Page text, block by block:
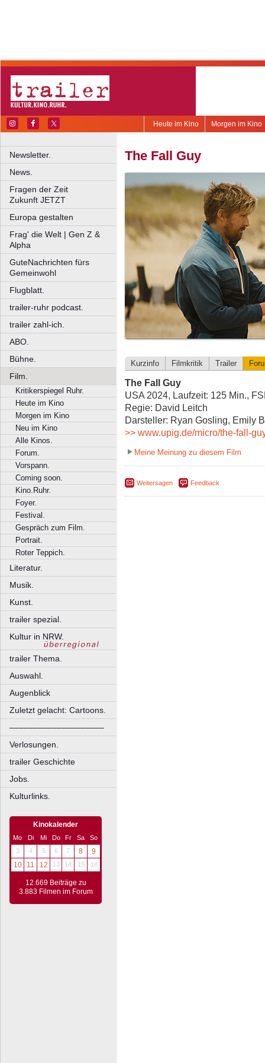
Morgen im Kino
Heute im Kino
Newsletter.
News.
Fragen der Zeit
Zukunft JETZT
Europa gestalten
Frag' die Welt | Gen Z &
Alpha
GuteNachrichten fürs
Gemeinwohl
Flugblatt.
trailer-ruhr podcast.
trailer zahl-ich.
ABO.
Bühne.
Film.
Kritikerspiegel Ruhr.
Heute im Kino
Morgen im Kino
Neu im Kino
Alle Kinos.
Forum.
Vorspann.
Coming soon.
Kino.Ruhr.
Foyer.
Festival.
Gespräch zum Film.
Portrait.
Roter Teppich.
Literatur.
Musik.
Kunst.
trailer spezial.
Kultur in NRW.
trailer Thema.
Auswahl.
Augenblick
Zuletzt gelacht: Cartoons.
––––––––––––––––––––
Verlosungen.
trailer Geschichte
Jobs.
Kulturlinks.
Kinokalender
Mo Di Mi Do Fr Sa
So
3
4 5 6 7 8
9
10
11 12 13 14 15 16
12.669 Beiträge zu
3.883 Filmen im Forum
The Fall Guy
Kurzinfo Filmkritik Trailer
The Fall Guy
USA 2024, Laufzeit: 125 Min.,
Regie: David Leitch
Darsteller: Ryan Gosling, Emily
>> www.upig.de/micro/the-fall-
Meine Meinung zu diesem Film
Weitersagen Feedback